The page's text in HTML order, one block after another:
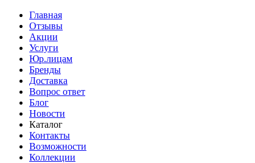
Главная
Отзывы
Акции
Услуги
Юр.лицам
Бренды
Доставка
Вопрос ответ
Блог
Новости
Каталог
Контакты
Возможности
Коллекции